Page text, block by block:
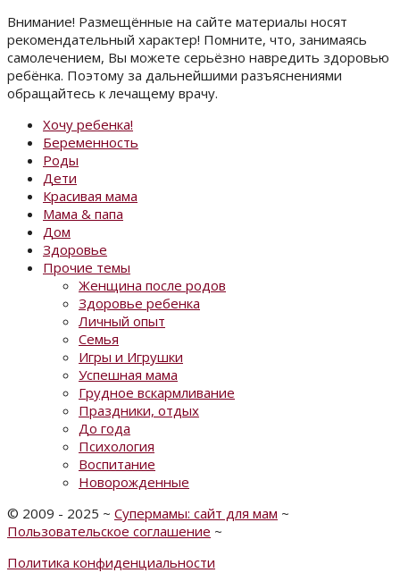
Внимание! Размещённые на сайте материалы носят
рекомендательный характер! Помните, что, занимаясь
самолечением, Вы можете серьёзно навредить здоровью
ребёнка. Поэтому за дальнейшими разъяснениями
обращайтесь к лечащему врачу.
Хочу ребенка!
Беременность
Роды
Дети
Красивая мама
Мама & папа
Дом
Здоровье
Прочие темы
Женщина после родов
Здоровье ребенка
Личный опыт
Семья
Игры и Игрушки
Успешная мама
Грудное вскармливание
Праздники, отдых
До года
Психология
Воспитание
Новорожденные
© 2009 - 2025 ~ Супермамы: сайт для мам ~
Пользовательское соглашение ~
Политика конфиденциальности